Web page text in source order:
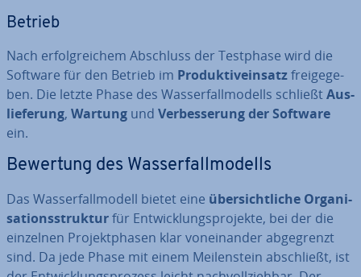
Betrieb
Nach er­folg­rei­chem Abschluss der Testphase wird die
Software für den Betrieb im Pro­duk­tiv­ein­satzfrei­ge­ge­
ben. Die letzte Phase des Was­ser­fall­mo­dells schließtAus­
lie­fe­rung, Wartung und Ver­bes­se­rung der Software
ein.
Bewertung des Was­ser­fall­mo­dells
Das Was­ser­fall­mo­dell bietet eine über­sicht­li­che Or­ga­ni­
sa­ti­ons­struk­turfür Ent­wick­lungs­pro­jek­te, bei der die
einzelnen Pro­jekt­pha­sen klar von­ein­an­der ab­ge­grenzt
sind. Da jede Phase mit einem Mei­len­stein ab­schließt, ist